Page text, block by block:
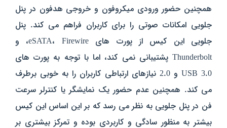
همچنین حضور ورودی میکروفون و خروجی هدفون در پنل
جلویی امکانات صوتی را برای کاربران فراهم می‌ کند. پنل
جلویی این کیس از پورت‌ های eSATA، Firewire، و
Thunderbolt پشتیبانی نمی‌ کند، اما با توجه به پورت‌ های
USB 3.0 و 2.0 نیازهای ارتباطی کاربران را به خوبی برطرف
می کند. همچنین عدم حضور یک نمایشگر یا کنترلر سرعت
فن در پنل جلویی به نظر می‌ رسد که بر این اساس این کیس
بیشتر به منظور سادگی و کاربردی بوده و تمرکز بیشتری بر